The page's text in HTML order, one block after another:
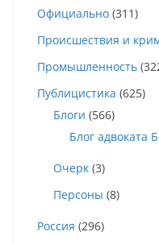
Официально (311)
Происшествия и
Промышленность
Публицистика (625)
Блоги (566)
Блог адвоката
Очерк (3)
Персоны (8)
Россия (296)